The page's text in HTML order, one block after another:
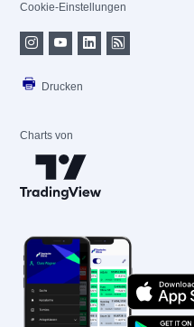
Cookie-Einstellungen
Drucken
Charts von